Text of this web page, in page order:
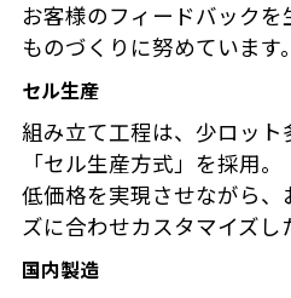
お客様のフィードバック
ものづくりに努めています。
セル生産
組み立て工程は、少ロット
「セル生産方式」を採用。
低価格を実現させながら、
ズに合わせカスタマイズし
国内製造